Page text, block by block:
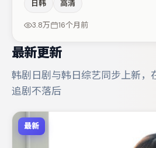
菲与李光洁的对手戏构成全片情感
推动谜题层层揭开。整体完成度较
日韩 高清
3.8万 16个月前
最新更新
韩剧日剧与韩日综艺同步上新，
追剧不落后
最新